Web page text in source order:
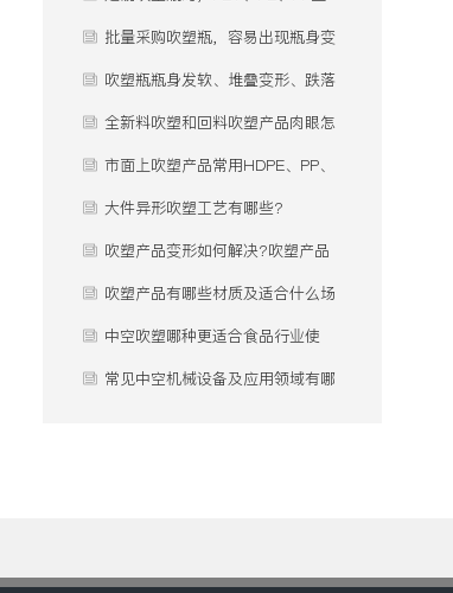
种常用材质怎么选？不同材质分别
适合什么产品灌装，有哪些优缺
点？
批量采购吹塑瓶，容易出现瓶身变
形、瓶口渗漏、瓶体发白、内部气
泡等问题，这些问题是什么原因导
致的，如何提前规避？
吹塑瓶瓶身发软、堆叠变形、跌落
开裂是什么原因？怎么规避？
全新料吹塑和回料吹塑产品肉眼怎
么区分？差价为什么这么大？
市面上吹塑产品常用HDPE、PP、
PET三种材质，实际使用该怎么
选？有什么核心差异？市面上吹塑
产品常用HDPE、PP、PET三种材
质，实际使用该怎么选？有什么核
心差异？
大件异形吹塑工艺有哪些?
吹塑产品变形如何解决?吹塑产品
变形如何解决?
吹塑产品有哪些材质及适合什么场
合使用？
中空吹塑哪种更适合食品行业使
用？
常见中空机械设备及应用领域有哪